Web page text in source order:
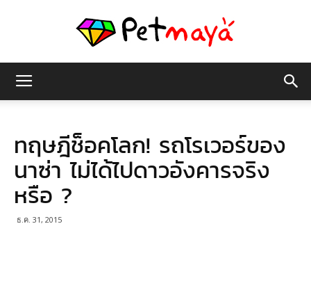
มายา
ทฤษฎีช็อคโลก! รถโรเวอร์ของ
นาซ่า ไม่ได้ไปดาวอังคารจริง
หรือ ?
ธ.ค. 31, 2015